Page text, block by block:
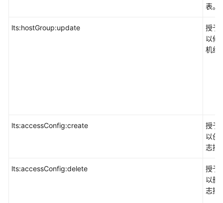
表。
lts:hostGroup:update
授予
以修
机组
lts:accessConfig:create
授予
以创
志接
lts:accessConfig:delete
授予
以删
志接